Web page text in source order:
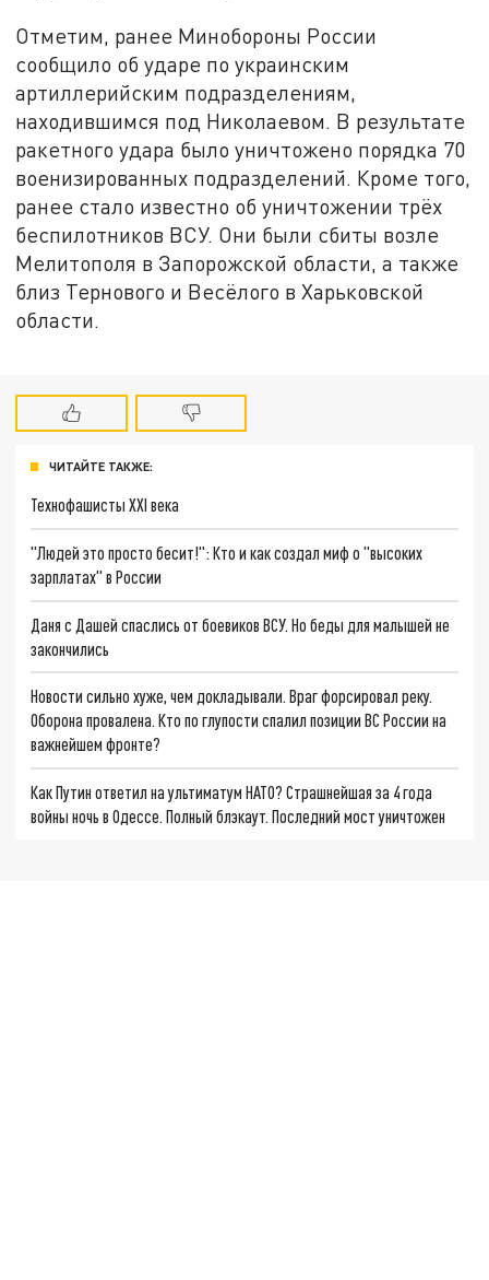
Отметим, ранее Минобороны России
сообщило об ударе по украинским
артиллерийским подразделениям,
находившимся под Николаевом. В результате
ракетного удара было уничтожено порядка 70
военизированных подразделений. Кроме того,
ранее стало известно об уничтожении трёх
беспилотников ВСУ. Они были сбиты возле
Мелитополя в Запорожской области, а также
близ Тернового и Весёлого в Харьковской
области.
ЧИТАЙТЕ ТАКЖЕ:
Технофашисты XXI века
"Людей это просто бесит!": Кто и как создал миф о "высоких
зарплатах" в России
Даня с Дашей спаслись от боевиков ВСУ. Но беды для малышей не
закончились
Новости сильно хуже, чем докладывали. Враг форсировал реку.
Оборона провалена. Кто по глупости спалил позиции ВС России на
важнейшем фронте?
Как Путин ответил на ультиматум НАТО? Страшнейшая за 4 года
войны ночь в Одессе. Полный блэкаут. Последний мост уничтожен